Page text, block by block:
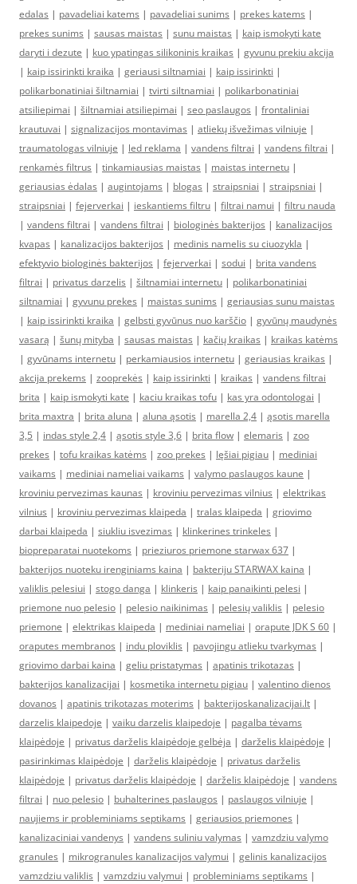
edalas | pavadeliai katems | pavadeliai sunims | prekes katems |
prekes sunims | sausas maistas | sunu maistas | kaip ismokyti kate
daryti i dezute | kuo ypatingas silikoninis kraikas | gyvunu prekiu akcija
| kaip issirinkti kraika | geriausi siltnamiai | kaip issirinkti |
polikarbonatiniai šiltnamiai | tvirti siltnamiai | polikarbonatiniai
atsiliepimai | šiltnamiai atsiliepimai | seo paslaugos | frontaliniai
krautuvai | signalizacijos montavimas | atliekų išvežimas vilniuje |
traumatologas vilniuje | led reklama | vandens filtrai | vandens filtrai |
renkamės filtrus | tinkamiausias maistas | maistas internetu |
geriausias ėdalas | augintojams | blogas | straipsniai | straipsniai |
straipsniai | fejerverkai | ieskantiems filtru | filtrai namui | filtru nauda
| vandens filtrai | vandens filtrai | biologinės bakterijos | kanalizacijos
kvapas | kanalizacijos bakterijos | medinis namelis su ciuozykla |
efektyvio biologinės bakterijos | fejerverkai | sodui | brita vandens
filtrai | privatus darzelis | šiltnamiai internetu | polikarbonatiniai
siltnamiai | gyvunu prekes | maistas sunims | geriausias sunu maistas
| kaip issirinkti kraika | gelbsti gyvūnus nuo karščio | gyvūnų maudynės
vasarą | šunų mityba | sausas maistas | kačių kraikas | kraikas katėms
| gyvūnams internetu | perkamiausios internetu | geriausias kraikas |
akcija prekems | zooprekės | kaip issirinkti | kraikas | vandens filtrai
brita | kaip ismokyti kate | kaciu kraikas tofu | kas yra odontologai |
brita maxtra | brita aluna | aluna ąsotis | marella 2,4 | ąsotis marella
3,5 | indas style 2,4 | ąsotis style 3,6 | brita flow | elemaris | zoo
prekes | tofu kraikas katėms | zoo prekes | lęšiai pigiau | mediniai
vaikams | mediniai nameliai vaikams | valymo paslaugos kaune |
kroviniu pervezimas kaunas | kroviniu pervezimas vilnius | elektrikas
vilnius | kroviniu pervezimas klaipeda | tralas klaipeda | griovimo
darbai klaipeda | siukliu isvezimas | klinkerines trinkeles |
biopreparatai nuotekoms | prieziuros priemone starwax 637 |
bakterijos nuoteku irenginiams kaina | bakteriju STARWAX kaina |
valiklis pelesiui | stogo danga | klinkeris | kaip panaikinti pelesi |
priemone nuo pelesio | pelesio naikinimas | pelesių valiklis | pelesio
priemone | elektrikas klaipeda | mediniai nameliai | orapute JDK S 60 |
oraputes membranos | indu ploviklis | pavojingu atlieku tvarkymas |
griovimo darbai kaina | geliu pristatymas | apatinis trikotazas |
bakterijos kanalizacijai | kosmetika internetu pigiau | valentino dienos
dovanos | apatinis trikotazas moterims | bakterijoskanalizacijai.lt |
darzelis klaipedoje | vaiku darzelis klaipedoje | pagalba tėvams
klaipėdoje | privatus darželis klaipėdoje gelbėja | darželis klaipėdoje |
pasirinkimas klaipėdoje | darželis klaipėdoje | privatus darželis
klaipėdoje | privatus darželis klaipėdoje | darželis klaipėdoje | vandens
filtrai | nuo pelesio | buhalterines paslaugos | paslaugos vilniuje |
naujiems ir probleminiams septikams | geriausios priemones |
kanalizaciniai vandenys | vandens suliniu valymas | vamzdziu valymo
granules | mikrogranules kanalizacijos valymui | gelinis kanalizacijos
vamzdziu valiklis | vamzdziu valymui | probleminiams septikams |